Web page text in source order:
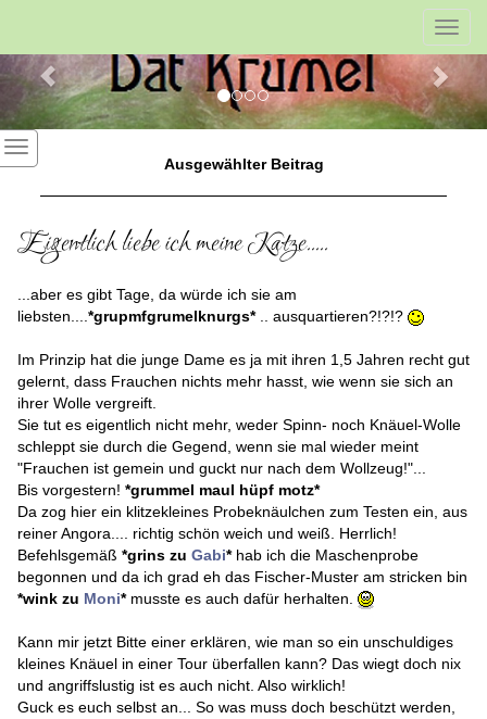
Ausgewählter Beitrag
Eigentlich liebe ich meine Katze.....
...aber es gibt Tage, da würde ich sie am
liebsten....*grupmfgrumelknurgs*.. ausquartieren?!?!?
Im Prinzip hat die junge Dame es ja mit ihren 1,5 Jahren recht gut
gelernt, dass Frauchen nichts mehr hasst, wie wenn sie sich an
ihrer Wolle vergreift.
Sie tut es eigentlich nicht mehr, weder Spinn- noch Knäuel-Wolle
schleppt sie durch die Gegend, wenn sie mal wieder meint
"Frauchen ist gemein und guckt nur nach dem Wollzeug!"...
Bis vorgestern! *grummel maul hüpf motz*
Da zog hier ein klitzekleines Probeknäulchen zum Testen ein, aus
reiner Angora.... richtig schön weich und weiß. Herrlich!
Befehlsgemäß *grins zu Gabi*hab ich die Maschenprobe
begonnen und da ich grad eh das Fischer-Muster am stricken bin
*wink zu Moni*musste es auch dafür herhalten.
Kann mir jetzt Bitte einer erklären, wie man so ein unschuldiges
kleines Knäuel in einer Tour überfallen kann? Das wiegt doch nix
und angriffslustig ist es auch nicht. Also wirklich!
Guck es euch selbst an... So was muss doch beschützt werden,